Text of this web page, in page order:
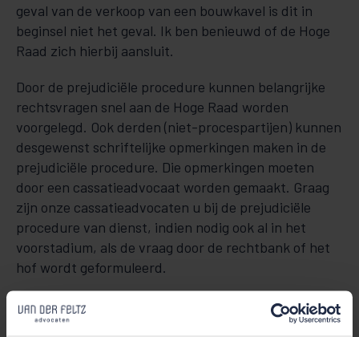
geval van de verkoop van een bouwkavel is dit in
beginsel niet het geval. Ik ben benieuwd of de Hoge
Raad zich hierbij aansluit.
Door de prejudiciële procedure kunnen belangrijke
rechtsvragen snel aan de Hoge Raad worden
voorgelegd. Ook derden (niet-procespartijen) kunnen
desgewenst schriftelijke opmerkingen maken in de
prejudiciële procedure. Die opmerkingen moeten
door een cassatieadvocaat worden gemaakt. Graag
zijn onze cassatieadvocaten u bij de prejudiciële
procedure van dienst, indien nodig ook al in het
voorstadium, als de vraag door de rechtbank of het
hof wordt geformuleerd.
Heeft u vragen? Neem dan contact met ons op.